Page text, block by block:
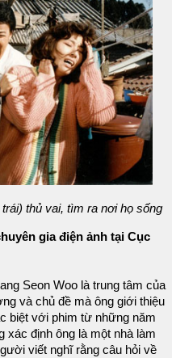
thủ vai, tìm ra nơi họ sống
gia điện ảnh tại Cục
Seon Woo là trung tâm của
và chủ đề mà ông giới thiệu
biệt với phim từ những năm
xác định ông là một nhà làm
viết nghĩ rằng câu hỏi về